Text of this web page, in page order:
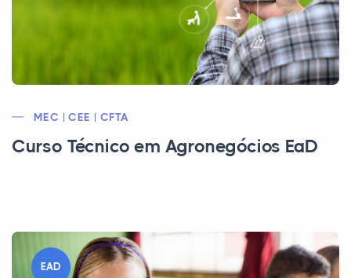
MEC | CEE | CFTA
Curso Técnico em Agronegócios EaD
EAD